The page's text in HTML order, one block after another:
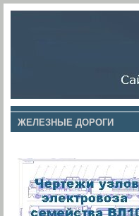
ЖЕЛЕЗНЫЕ ДОРОГИ